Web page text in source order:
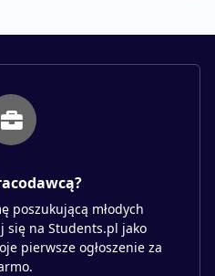
poszukującą młodych
się na Students.pl jako
pierwsze ogłoszenie za